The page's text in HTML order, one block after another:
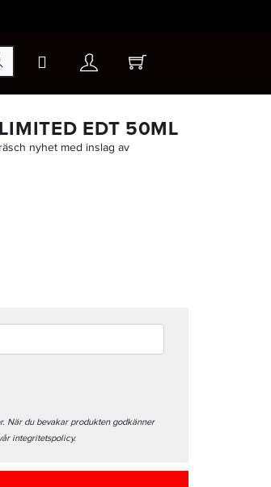
EDT 50ML
nyhet med inslag av
När du bevakar produkten godkänner
integritetspolicy.